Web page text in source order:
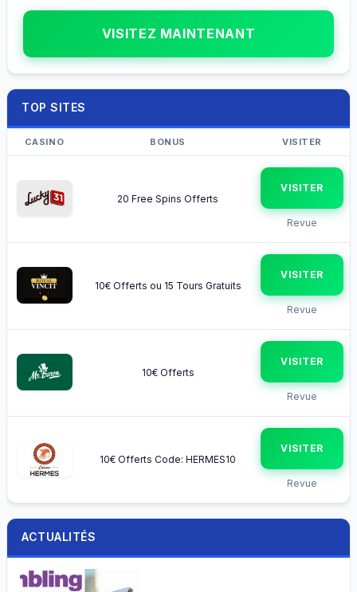
VISITEZ MAINTENANT
TOP SITES
CASINO BONUS VISITER
20 Free Spins Offerts
VISITER
Revue
10€ Offerts ou 15 Tours Gratuits
VISITER
Revue
10€ Offerts
VISITER
Revue
10€ Offerts Code: HERMES10
VISITER
Revue
ACTUALITÉS